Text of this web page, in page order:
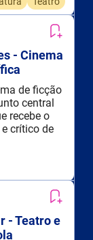
- Cinema
de ficção
central
recebe o
crítico de
- Teatro e